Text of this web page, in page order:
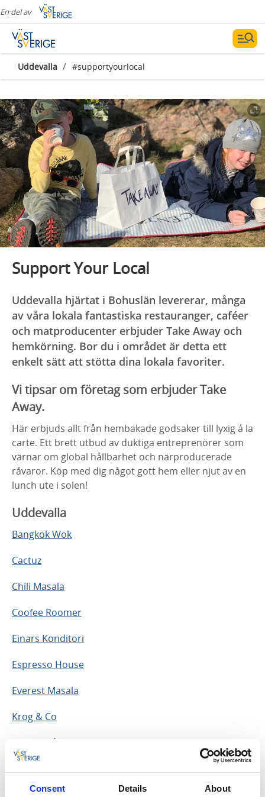
Consent Details About
En del av
Uddevalla / #supportyourlocal
Support Your Local
Uddevalla hjärtat i Bohuslän levererar, många
av våra lokala fantastiska restauranger, caféer
och matproducenter erbjuder Take Away och
hemkörning. Bor du i området är detta ett
enkelt sätt att stötta dina lokala favoriter.
Vi tipsar om företag som erbjuder Take
Away.
Här erbjuds allt från hembakade godsaker till lyxig á la
carte. Ett brett utbud av duktiga entreprenörer som
värnar om global hållbarhet och närproducerade
råvaror. Köp med dig något gott hem eller njut av en
lunch ute i solen!
Uddevalla
Bangkok Wok
Cactuz
Chili Masala
Coofee Roomer
Einars Konditori
Espresso House
Everest Masala
Krog & Co
Kerstin på Torget